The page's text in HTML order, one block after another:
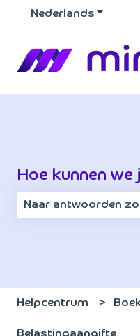
Nederlands
Hoe kunnen we
Helpcentrum